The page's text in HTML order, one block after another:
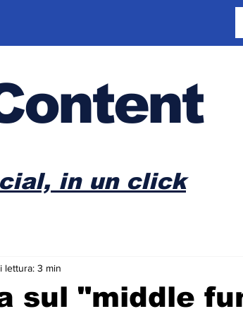
in un click
sul "middle
lettura: 3 min